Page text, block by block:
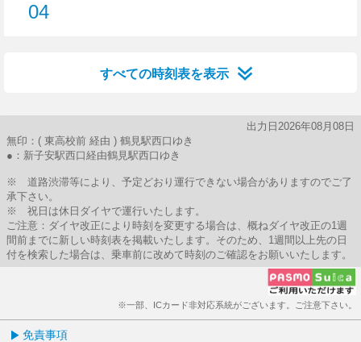
04
すべての時刻表を表示
出力日2026年08月08日
無印：( 東高校前 経由 ) 鶴見駅西口ゆき
●：新子安駅西口経由鶴見駅西口ゆき
※ 道路渋滞等により、予定どおり運行できない場合がありますのでご了
承下さい。
※ 祝日は休日ダイヤで運行いたします。
ご注意：ダイヤ改正により時刻を変更する場合は、概ねダイヤ改正の1週
間前までに新しい時刻表を掲載いたします。そのため、1週間以上先の日
付を検索した場合は、乗車前に改めて時刻のご確認をお願いいたします。
※一部、ICカード非対応系統がございます。ご注意下さい。
免責事項